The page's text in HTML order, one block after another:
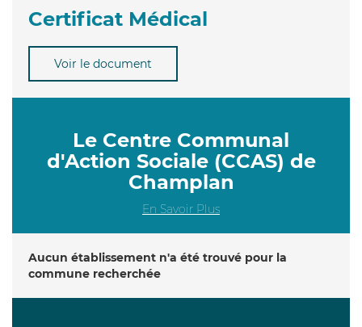
Certificat Médical
Voir le document
Le Centre Communal
d'Action Sociale (CCAS) de
Champlan
En Savoir Plus
Aucun établissement n'a été trouvé pour la
commune recherchée